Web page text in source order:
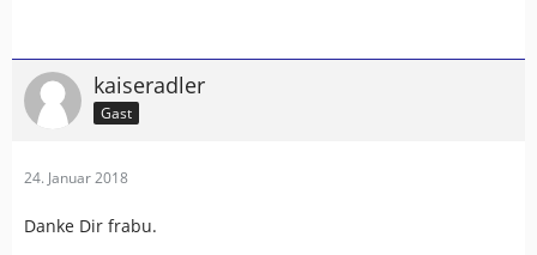
kaiseradler
Gast
24. Januar 2018
Danke Dir frabu.